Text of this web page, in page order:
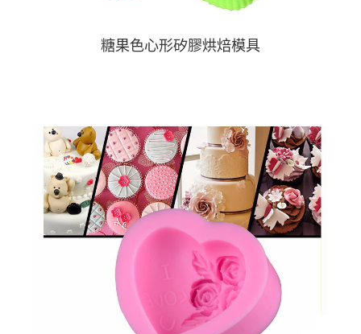
糖果色心形矽膠烘焙模具